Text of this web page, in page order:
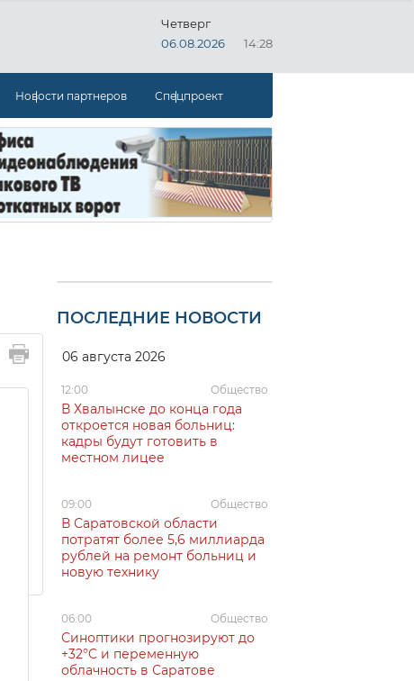
Четверг
06.08.2026
14:28
Новости партнеров Спецпроект
ПОСЛЕДНИЕ НОВОСТИ
06 августа 2026
12:00 Общество
В Хвалынске до конца года
откроется новая больниц:
кадры будут готовить в
местном лицее
09:00 Общество
В Саратовской области
потратят более 5,6 миллиарда
рублей на ремонт больниц и
новую технику
06:00 Общество
Синоптики прогнозируют до
+32°C и переменную
облачность в Саратове